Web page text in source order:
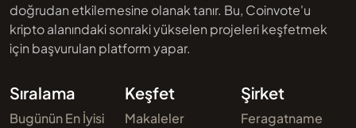
doğrudan etkilemesine olanak tanır. Bu, Coinvote'u
kripto alanındaki sonraki yükselen projeleri keşfetmek
için başvurulan platform yapar.
Sıralama
Bugünün En İyisi
Keşfet
Makaleler
Şirket
Feragatname